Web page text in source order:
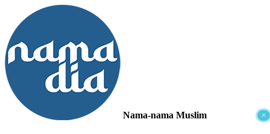
×
Nama-nama Muslim